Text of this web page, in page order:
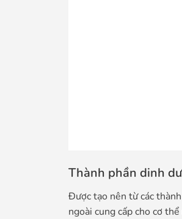
Thành phần dinh
Được tạo nên từ các
ngoài cung cấp cho cơ